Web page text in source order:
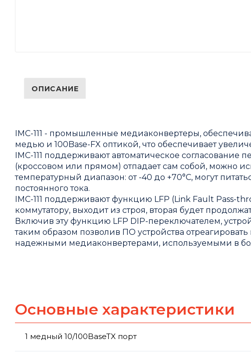
ОПИСАНИЕ
IMC-111 - промышленные медиаконвертеры,
медью и 100Base-FX оптикой, что обеспечивает
IMC-111 поддерживают автоматическое согласование
(кроссовом или прямом) отпадает сам собой, можно
температурный диапазон: от -40 до +70°C, могут
постоянного тока.
IMC-111 поддерживают функцию LFP (Link Fault Pass-
коммутатору, выходит из строя, вторая будет
Включив эту функцию LFP DIP-переключателем,
таким образом позволив ПО устройства
надежными медиаконвертерами, используемыми в
Основные характеристики
1 медный 10/100BaseTX порт